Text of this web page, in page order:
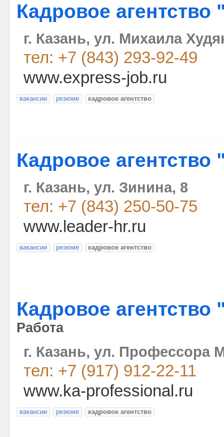
Кадровое агентство
г. Казань, ул. Михаила
тел: +7 (843) 293-92-49
www.express-job.ru
вакансии резюме кадровое агентство
Кадровое агентство
г. Казань, ул. Зинина, 8
тел: +7 (843) 250-50-75
www.leader-hr.ru
вакансии резюме кадровое агентство
Кадровое
Работа
г. Казань, ул. Профессора
тел: +7 (917) 912-22-11
www.ka-professional.ru
вакансии резюме кадровое агентство